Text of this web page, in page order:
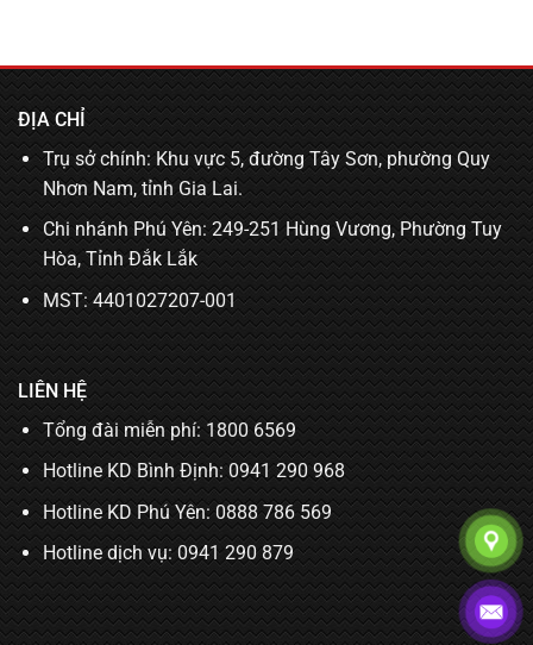
ĐỊA CHỈ
Trụ sở chính: Khu vực 5, đường Tây Sơn, phường Quy
Nhơn Nam, tỉnh Gia Lai.
Chi nhánh Phú Yên: 249-251 Hùng Vương, Phường Tuy
Hòa, Tỉnh Đắk Lắk
MST: 4401027207-001
LIÊN HỆ
Tổng đài miễn phí: 1800 6569
Hotline KD Bình Định:0941 290 968
Hotline KD Phú Yên:0888 786 569
Hotline dịch vụ: 0941 290 879